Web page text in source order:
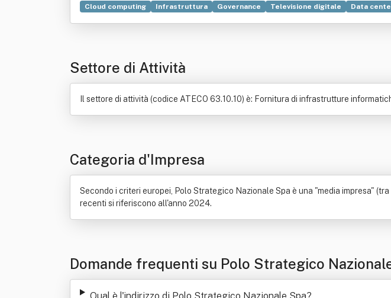
Cloud computing Infrastruttura Governance Televisione digitale Data
Settore di Attività
Il settore di attività (codice ATECO 63.10.10) è: Fornitura di infrastrutture
Categoria d'Impresa
Secondo i criteri europei, Polo Strategico Nazionale Spa è una "media impresa"
recenti si riferiscono all'anno 2024.
Domande frequenti su Polo Strategico